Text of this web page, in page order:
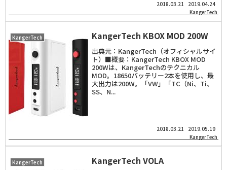
2018.03.21
2019.04.24
KangerTech
KangerTech KangerTech KBOX MOD 200W
出典元：KangerTech（オフィシャルサイ
ト）■概要：KangerTech KBOX MOD
200Wは、KangerTechのテクニカル
MOD。18650バッテリー2本を使用し、最
大出力は200W。「VW」「TC（Ni、Ti、
SS、N...
2018.03.21
2019.05.19
KangerTech
KangerTech KangerTech VOLA